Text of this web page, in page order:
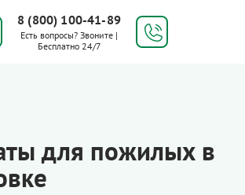
8 (800) 100-41-89
Есть вопросы? Звоните |
Бесплатно 24/7
для пожилых в